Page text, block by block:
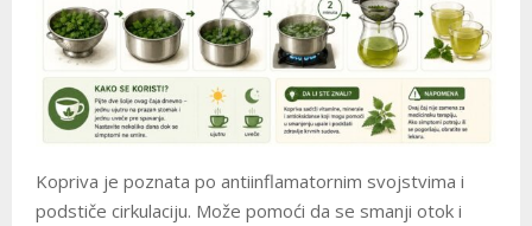
Kopriva je poznata po antiinflamatornim svojstvima i
podstiče cirkulaciju. Može pomoći da se smanji otok i